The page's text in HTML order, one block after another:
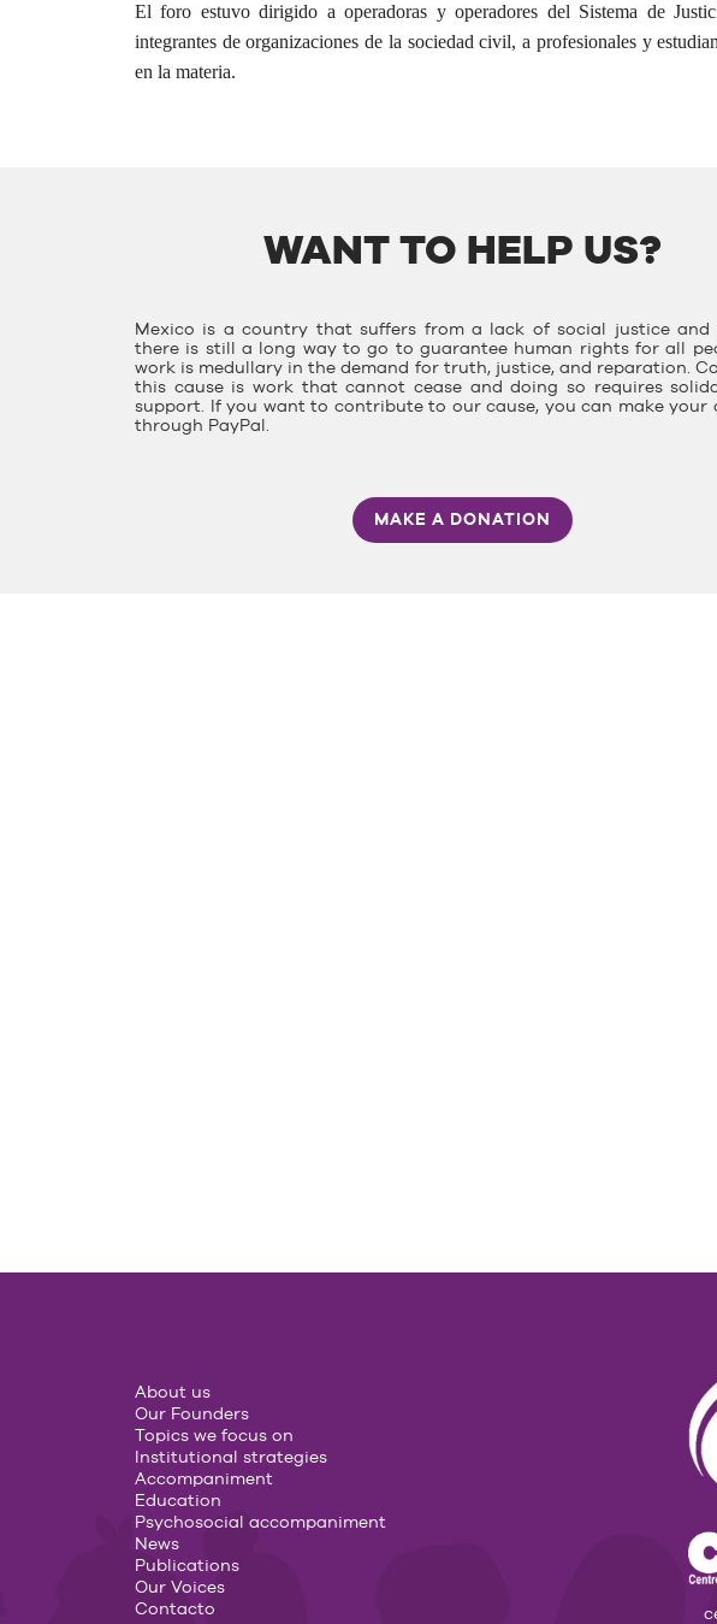
El foro estuvo dirigido a operadoras y operadores del Sistema de
integrantes de organizaciones de la sociedad civil, a profesionales y
en la materia.
WANT TO HELP US?
Mexico is a country that suffers from a lack of social justice and
there is still a long way to go to guarantee human rights for all
work is medullary in the demand for truth, justice, and reparation.
this cause is work that cannot cease and doing so requires
support. If you want to contribute to our cause, you can make your
through PayPal.
MAKE A DONATION
About us
Our Founders
Topics we focus on
Institutional strategies
Accompaniment
Education
Psychosocial accompaniment
News
Publications
Our Voices
Contacto